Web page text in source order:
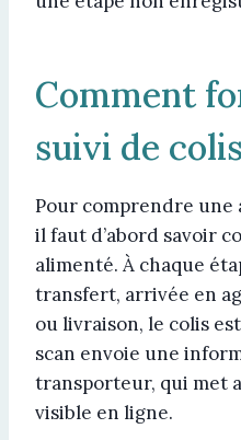
Comment
suivi de
Pour comprendre une
il faut d’abord savoir
alimenté. À chaque
transfert, arrivée en
ou livraison, le colis
scan envoie une
transporteur, qui met
visible en ligne.